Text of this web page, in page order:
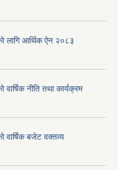
लागि आर्थिक ऐन २०८३
नीति तथा कार्यक्रम
वार्षिक बजेट वक्तव्य